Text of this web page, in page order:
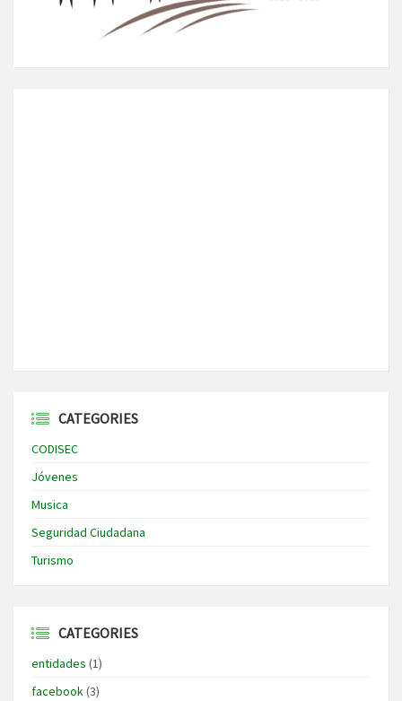
CATEGORIES
CODISEC
Jóvenes
Musica
Seguridad Ciudadana
Turismo
CATEGORIES
entidades (1)
facebook(3)